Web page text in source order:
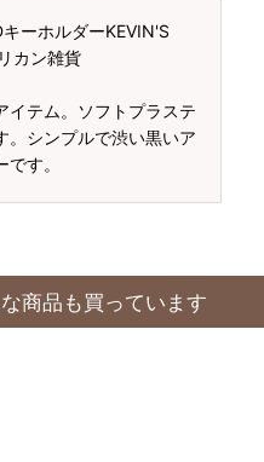
ーホルダーKEVIN'S
カン雑貨
イテム。ソフトプラステ
。シンプルで渋い黒いア
す。
商品も買っています